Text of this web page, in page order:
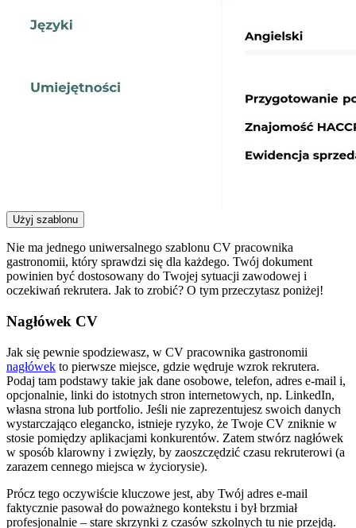
Użyj szablonu
Nie ma jednego uniwersalnego szablonu CV pracownika
gastronomii, który sprawdzi się dla każdego. Twój dokument
powinien być dostosowany do Twojej sytuacji zawodowej i
oczekiwań rekrutera. Jak to zrobić? O tym przeczytasz poniżej!
Nagłówek CV
Jak się pewnie spodziewasz, w CV pracownika gastronomii
nagłówek to pierwsze miejsce, gdzie wędruje wzrok rekrutera.
Podaj tam podstawy takie jak dane osobowe, telefon, adres e-mail i,
opcjonalnie, linki do istotnych stron internetowych, np. LinkedIn,
własna strona lub portfolio. Jeśli nie zaprezentujesz swoich danych
wystarczająco elegancko, istnieje ryzyko, że Twoje CV zniknie w
stosie pomiędzy aplikacjami konkurentów. Zatem stwórz nagłówek
w sposób klarowny i zwięzły, by zaoszczędzić czasu rekruterowi (a
zarazem cennego miejsca w życiorysie).
Prócz tego oczywiście kluczowe jest, aby Twój adres e-mail
faktycznie pasował do poważnego kontekstu i był brzmiał
profesjonalnie – stare skrzynki z czasów szkolnych tu nie przejdą.